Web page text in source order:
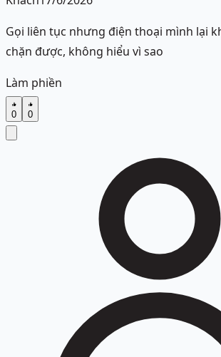
Gọi liên tục nhưng điện thoại mình lại
chặn được, không hiểu vì sao
Làm phiền
0 0